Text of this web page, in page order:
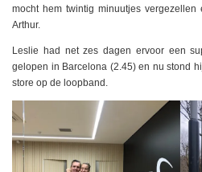
mocht hem twintig minuutjes
Arthur.
Leslie had net zes dagen ervoor een
gelopen in Barcelona (2.45) en nu stond
store op de loopband.